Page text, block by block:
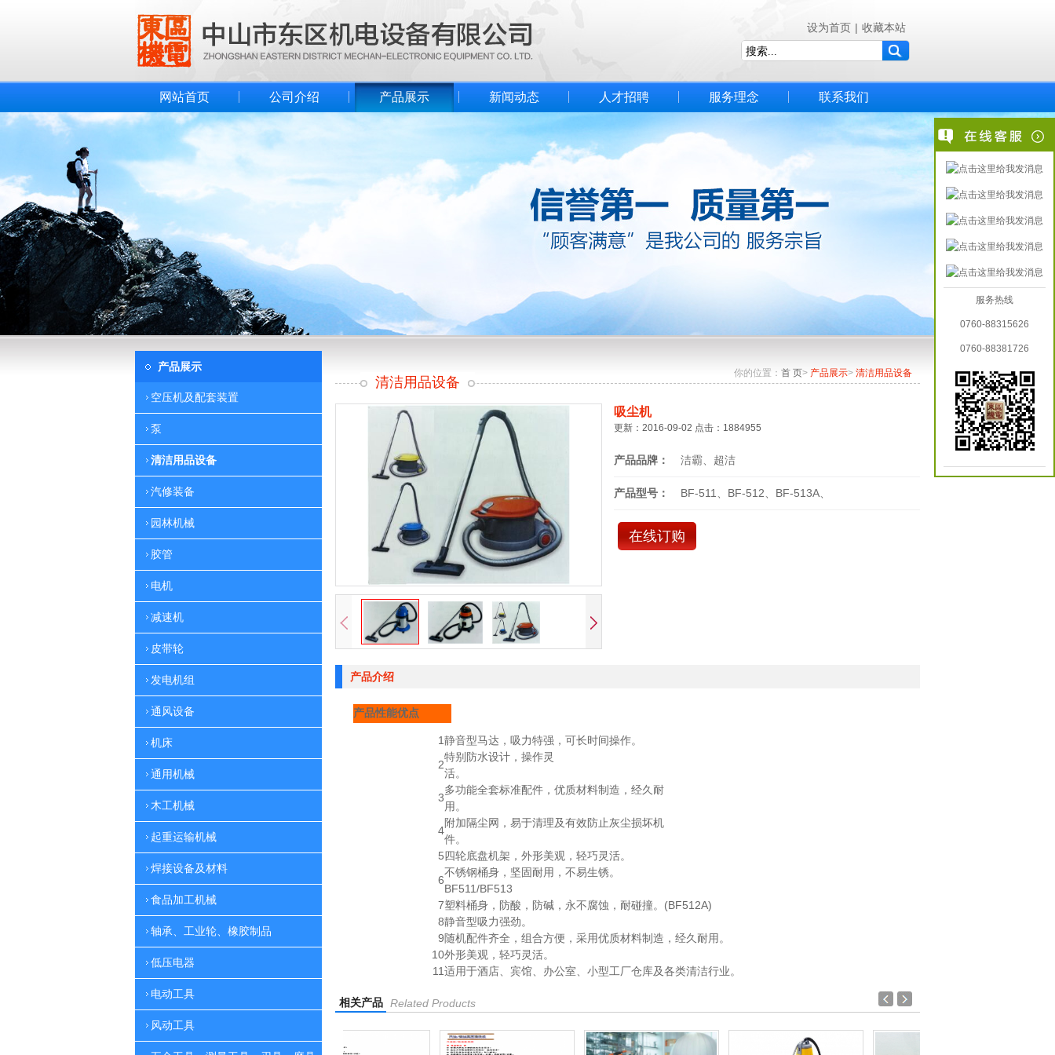
设为首页 | 收藏本站
网站首页 公司介绍 产品展示 新闻动态 人才招聘 服务理念 联系我们
产品展示
空压机及配套装置
泵
清洁用品设备
汽修装备
园林机械
胶管
电机
减速机
皮带轮
发电机组
通风设备
机床
通用机械
木工机械
起重运输机械
焊接设备及材料
食品加工机械
轴承、工业轮、橡胶制品
低压电器
电动工具
风动工具
你的位置： 首 页> 产品展示> 清洁用品设备
清洁用品设备
吸尘机
更新：2016-09-02 点击：1884955
产品品牌： 洁霸、超洁
产品型号： BF-511、BF-512、BF-513A、
在线订购
产品介绍
产品性能优点
1静音型马达，吸力特强，可长时间操作。
2
特别防水设计，操作灵
活。
3
多功能全套标准配件，优质材料制造，经久耐
用。
4
附加隔尘网，易于清理及有效防止灰尘损坏机
件。
5四轮底盘机架，外形美观，轻巧灵活。
6
不锈钢桶身，坚固耐用，不易生锈。
BF511/BF513
7塑料桶身，防酸，防碱，永不腐蚀，耐碰撞。(BF512A)
8静音型吸力强劲。
9随机配件齐全，组合方便，采用优质材料制造，经久耐用。
10外形美观，轻巧灵活。
11适用于酒店、宾馆、办公室、小型工厂仓库及各类清洁行业。
相关产品 Related Products
服务热线
0760-88315626
0760-88381726